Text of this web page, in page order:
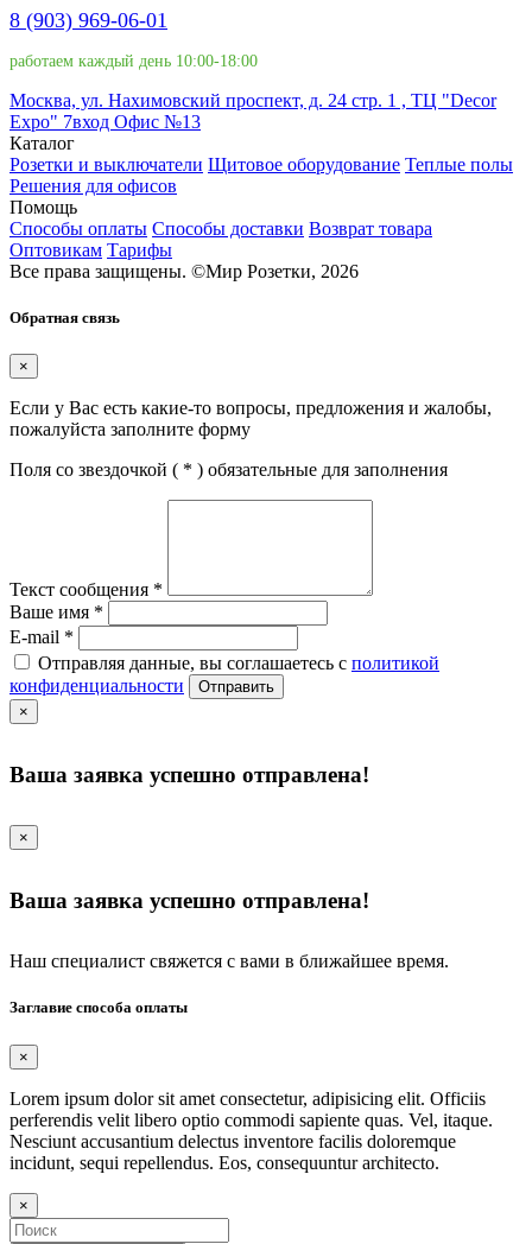
8 (903) 969-06-01
работаем каждый день 10:00-18:00
Москва, ул. Нахимовский проспект, д. 24 стр. 1 , ТЦ "Decor
Expo" 7вход Офис №13
Каталог
Розетки и выключатели Щитовое оборудование Теплые полы
Решения для офисов
Помощь
Способы оплаты Способы доставки Возврат товара
Оптовикам Тарифы
Все права защищены. ©Мир Розетки, 2026
Обратная связь
×
Если у Вас есть какие-то вопросы, предложения и жалобы,
пожалуйста заполните форму
Поля со звездочкой ( * ) обязательные для заполнения
Текст сообщения *
Ваше имя *
E-mail *
Отправляя данные, вы соглашаетесь с политикой
конфиденциальности
Отправить
×
Ваша заявка успешно отправлена!
×
Ваша заявка успешно отправлена!
Наш специалист свяжется с вами в ближайшее время.
Заглавие способа оплаты
×
Lorem ipsum dolor sit amet consectetur, adipisicing elit. Officiis
perferendis velit libero optio commodi sapiente quas. Vel, itaque.
Nesciunt accusantium delectus inventore facilis doloremque
incidunt, sequi repellendus. Eos, consequuntur architecto.
×